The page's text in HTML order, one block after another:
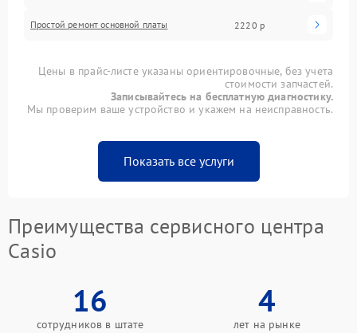
Простой ремонт основной платы 2220 р
Цены в прайс-листе указаны ориентировочные, без учета
стоимости запчастей.
Записывайтесь на бесплатную диагностику.
Мы проверим ваше устройство и укажем на неисправность.
Показать все услуги
Преимущества сервисного центра
Casio
16
сотрудников в штате
4
лет на рынке